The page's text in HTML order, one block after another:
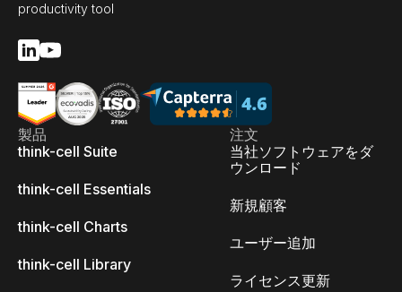
productivity tool
製品
think-cell Suite
think-cell Essentials
think-cell Charts
think-cell Library
注文
当社ソフトウェアをダ
ウンロード
新規顧客
ユーザー追加
ライセンス更新